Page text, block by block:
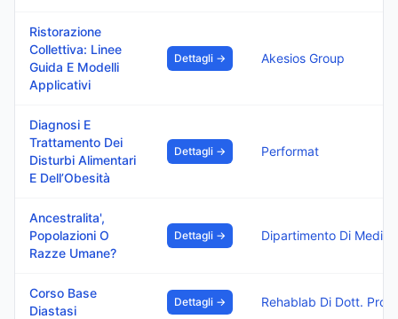
Ristorazione
Collettiva: Linee
Guida E Modelli
Applicativi
Dettagli → Akesios Group
Diagnosi E
Trattamento Dei
Disturbi Alimentari
E Dell’Obesità
Dettagli → Performat
Ancestralita',
Popolazioni O
Razze Umane?
Dettagli →
Corso Base
Diastasi
Dettagli →